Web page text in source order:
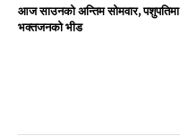
आज साउनको अन्तिम सोमवार, पशुपतिमा
भक्तजनको भीड